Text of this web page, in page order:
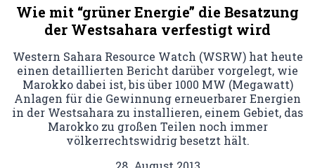
Wie mit “grüner Energie” die Besatzung
der Westsahara verfestigt wird
Western Sahara Resource Watch (WSRW) hat heute
einen detaillierten Bericht darüber vorgelegt, wie
Marokko dabei ist, bis über 1000 MW (Megawatt)
Anlagen für die Gewinnung erneuerbarer Energien
in der Westsahara zu installieren, einem Gebiet, das
Marokko zu großen Teilen noch immer
völkerrechtswidrig besetzt hält.